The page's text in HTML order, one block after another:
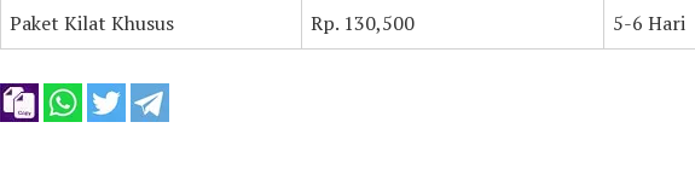
Paket Kilat Khusus
Rp. 130,500 5-6 Hari